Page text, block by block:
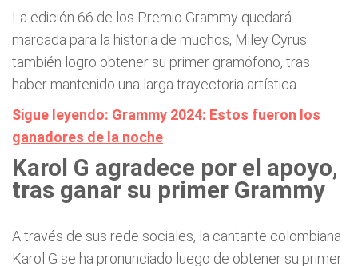
La edición 66 de los Premio Grammy quedará
marcada para la historia de muchos, Miley Cyrus
también logro obtener su primer gramófono, tras
haber mantenido una larga trayectoria artística.
Sigue leyendo: Grammy 2024: Estos fueron los
ganadores de la noche
Karol G agradece por el apoyo,
tras ganar su primer Grammy
A través de sus rede sociales, la cantante colombiana
Karol G se ha pronunciado luego de obtener su primer